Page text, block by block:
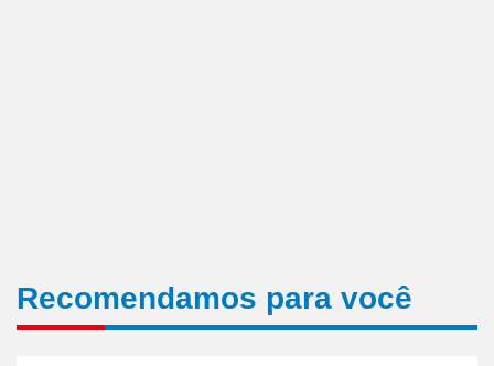
Recomendamos para você